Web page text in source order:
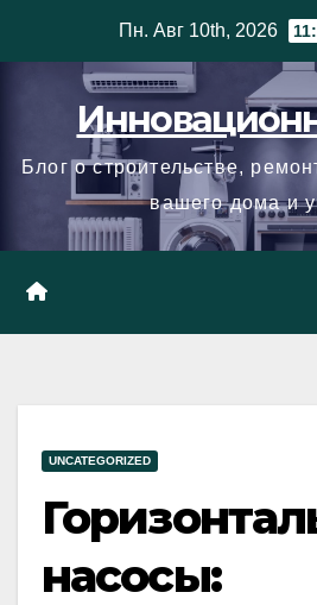
Пн. Авг 10th, 2026
Блог о строительстве,
вашего дома и
UNCATEGORIZED
насосы: